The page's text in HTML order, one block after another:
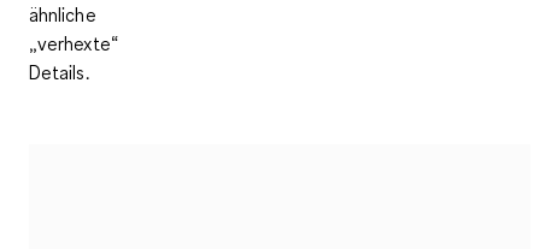
ähnliche
„verhexte“
Details.